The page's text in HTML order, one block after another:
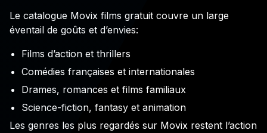
Le catalogue Movix films gratuit couvre un large
éventail de goûts et d’envies:
Films d’action et thrillers
Comédies françaises et internationales
Drames, romances et films familiaux
Science-fiction, fantasy et animation
Les genres les plus regardés sur Movix restent l’action